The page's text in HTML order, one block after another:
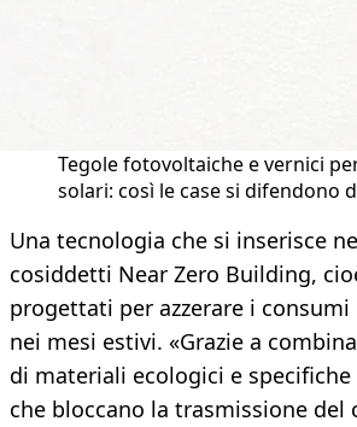
Tegole fotovoltaiche e vernici
solari: così le case si difendono
Una tecnologia che si inserisce
cosiddetti Near Zero Building,
progettati per azzerare i
nei mesi estivi. «Grazie a
di materiali ecologici e
che bloccano la trasmissione del